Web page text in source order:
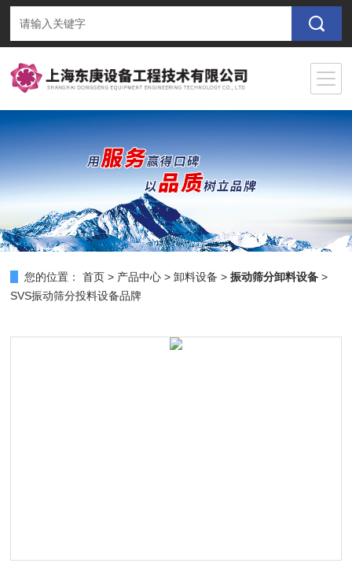
您的位置： 首页 > 产品中心 >卸料设备 >振动筛分卸料设备 >
SVS振动筛分投料设备品牌